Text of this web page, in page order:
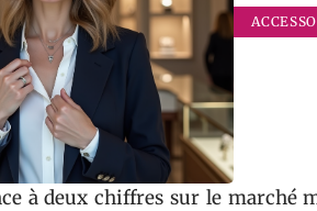
à deux chiffres sur le marché